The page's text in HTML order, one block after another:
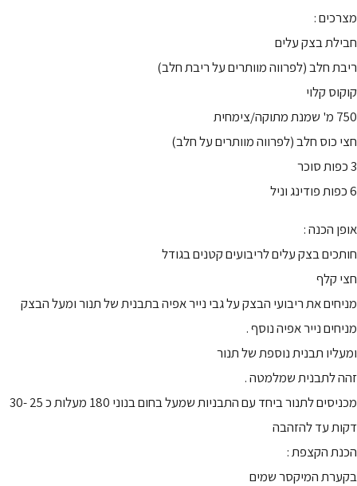
מצרכים :
חבילת בצק עלים
ריבת חלב (לפרווה מוותרים על ריבת חלב)
קוקוס קלוי
750 מ' שמנת מתוקה/צימחית
חצי כוס חלב (לפרווה מוותרים על חלב)
3 כפות סוכר
6 כפות פודינג וניל
אופן הכנה :
חותכים בצק עלים לריבועים קטנים בגודל
חצי קלף
מניחים את ריבועי הבצק על גבי נייר אפיה בתבנית של תנור ומעל הבצק
מניחים נייר אפיה נוסף .
ומעליו תבנית נוספת של תנור
זהה לתבנית שמלמטה .
מכניסים לתנור ביחד עם התבניות שמעל בחום בנוני 180 מעלות כ 25 -30
דקות עד להזהבה
הכנת הקצפת :
בקערת המיקסר שמים